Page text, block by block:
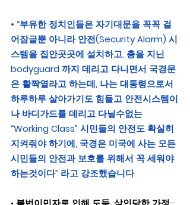
• “부유한 정치인들은 자기대문을 꼭꼭 걸
어잠글뿐 아니라 안전(Security Alarm) 시
스템을 집안곳곳에 설치하고, 총을 지닌
bodyguard 까지 데리고 다니면서 국경문
은 활짝열라고 하는데, 나는 대통령으로서
하루하루 살아가기도 힘들고 안전시스템이
나 바디가드를 데리고 다닐수없는
“Working Class” 시민들의 안전도 확실히
지켜줘야 하기에, 국경은 미국에 사는 모든
시민들의 안전과 보호를 위해서 꼭 세워야
하는것이다” 라고 강조했습니다.